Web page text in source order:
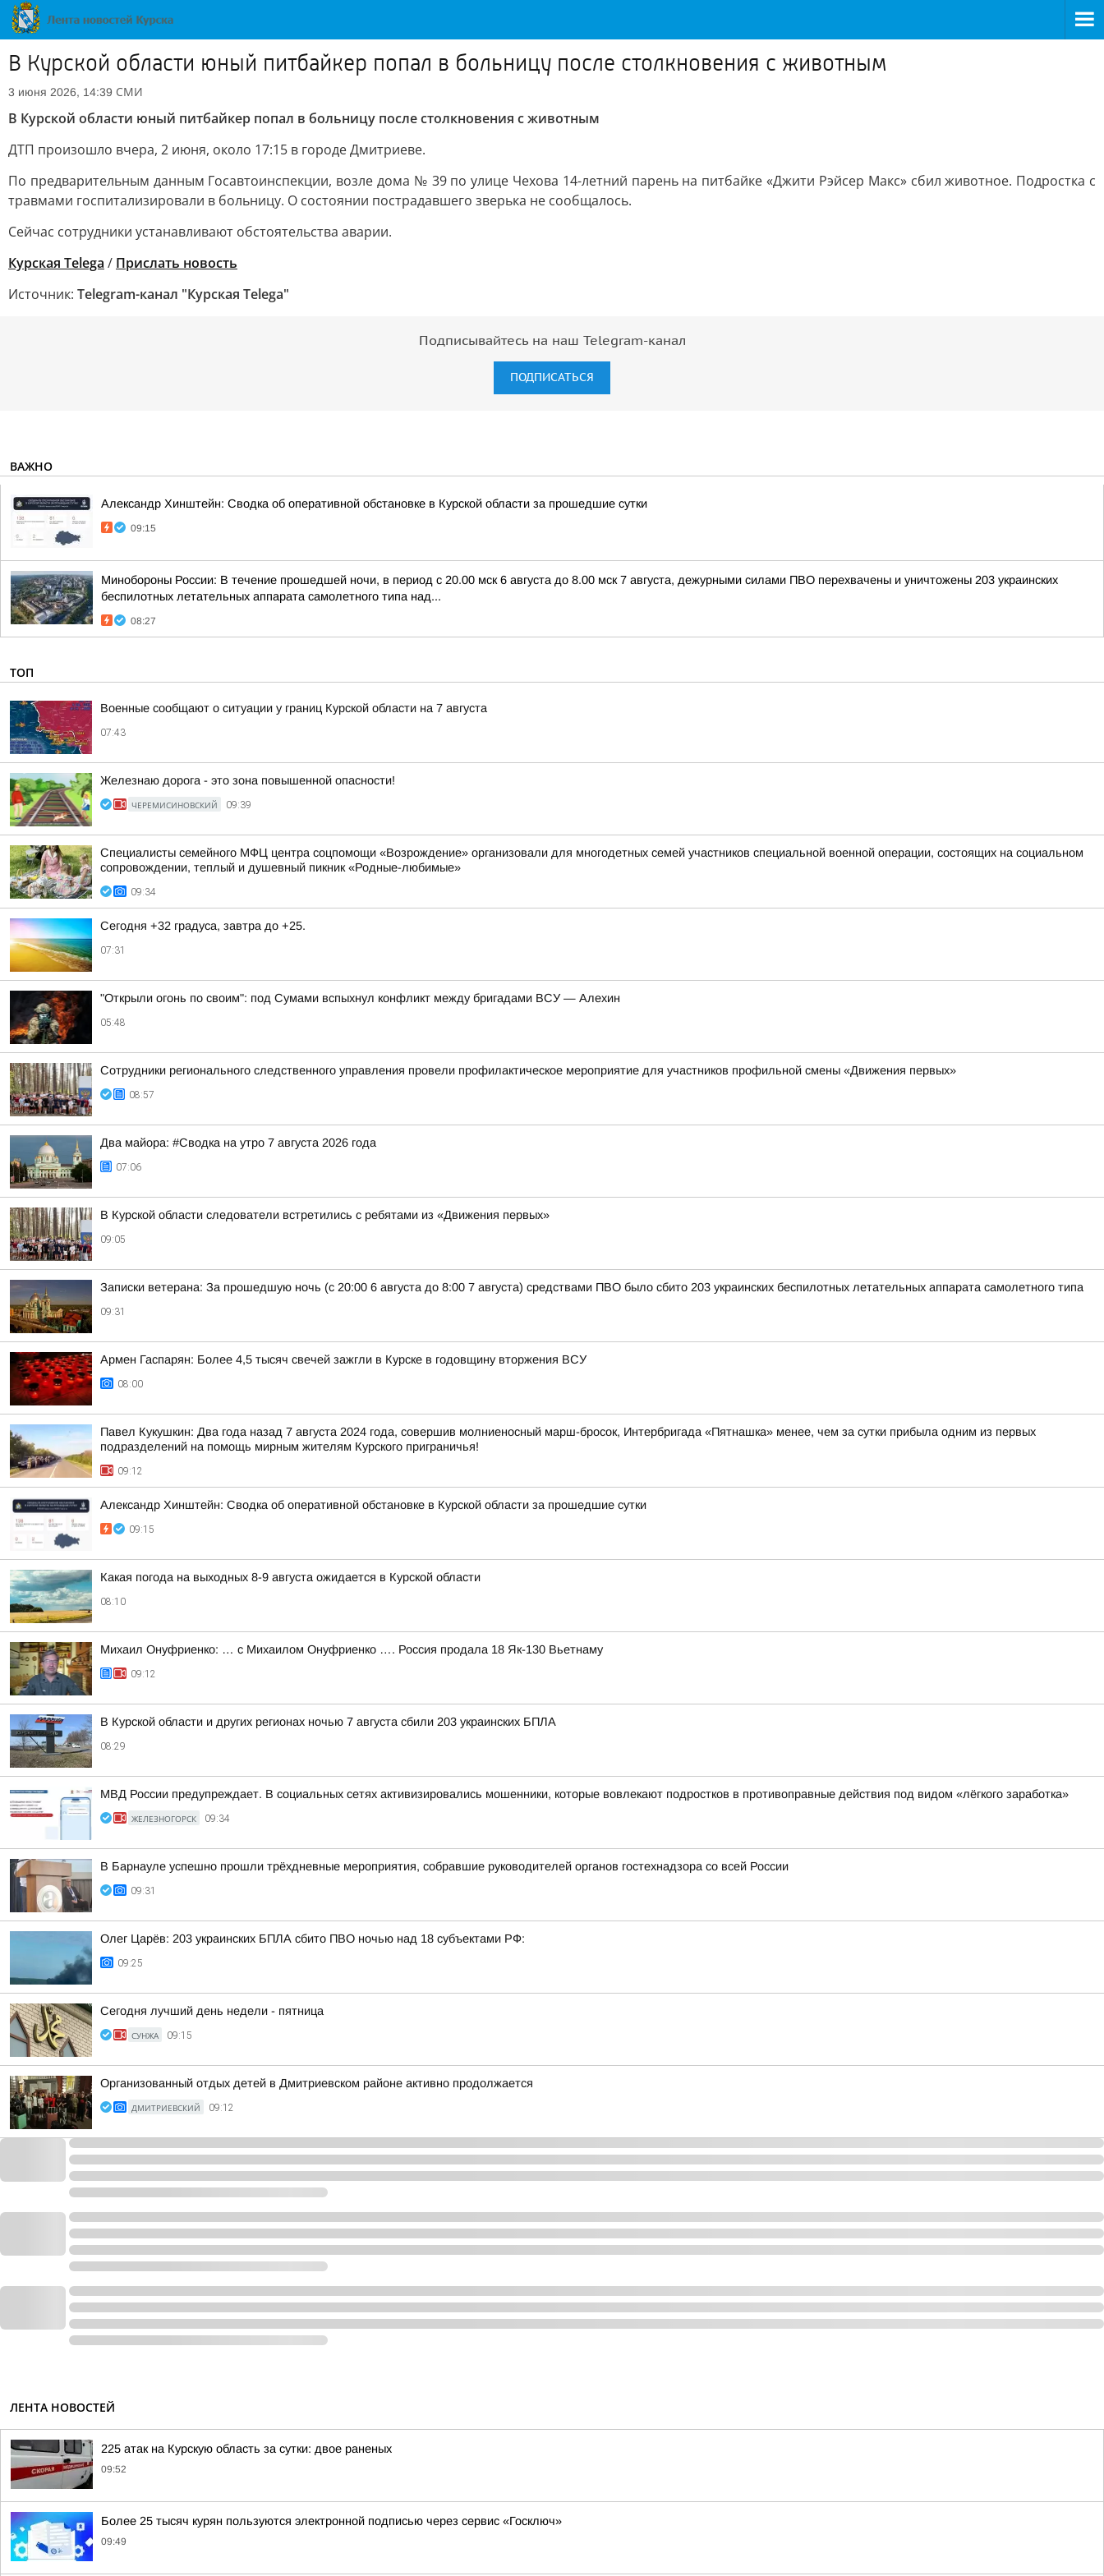
В Курской области юный питбайкер попал в больницу после столкновения с животным
3 июня 2026, 14:39 СМИ
В Курской области юный питбайкер попал в больницу после столкновения с животным
ДТП произошло вчера, 2 июня, около 17:15 в городе Дмитриеве.
По предварительным данным Госавтоинспекции, возле дома № 39 по улице Чехова 14-летний парень на питбайке «Джити Рэйсер Макс» сбил животное. Подростка с
травмами госпитализировали в больницу. О состоянии пострадавшего зверька не сообщалось.
Сейчас сотрудники устанавливают обстоятельства аварии.
Курская Telega / Прислать новость
Источник: Telegram-канал "Курская Telega"
Подписывайтесь на наш Telegram-канал
ПОДПИСАТЬСЯ
ВАЖНО
Александр Хинштейн: Сводка об оперативной обстановке в Курской области за прошедшие сутки
09:15
Минобороны России: В течение прошедшей ночи, в период с 20.00 мск 6 августа до 8.00 мск 7 августа, дежурными силами ПВО перехвачены и уничтожены 203 украинских
беспилотных летательных аппарата самолетного типа над...
08:27
ТОП
Военные сообщают о ситуации у границ Курской области на 7 августа
07:43
Железнаю дорога - это зона повышенной опасности!
ЧЕРЕМИСИНОВСКИЙ 09:39
Специалисты семейного МФЦ центра соцпомощи «Возрождение» организовали для многодетных семей участников специальной военной операции, состоящих на социальном
сопровождении, теплый и душевный пикник «Родные-любимые»
09:34
Сегодня +32 градуса, завтра до +25.
07:31
"Открыли огонь по своим": под Сумами вспыхнул конфликт между бригадами ВСУ — Алехин
05:48
Сотрудники регионального следственного управления провели профилактическое мероприятие для участников профильной смены «Движения первых»
08:57
Два майора: #Сводка на утро 7 августа 2026 года
07:06
В Курской области следователи встретились с ребятами из «Движения первых»
09:05
Записки ветерана: За прошедшую ночь (с 20:00 6 августа до 8:00 7 августа) средствами ПВО было сбито 203 украинских беспилотных летательных аппарата самолетного типа
09:31
Армен Гаспарян: Более 4,5 тысяч свечей зажгли в Курске в годовщину вторжения ВСУ
08:00
Павел Кукушкин: Два года назад 7 августа 2024 года, совершив молниеносный марш-бросок, Интербригада «Пятнашка» менее, чем за сутки прибыла одним из первых
подразделений на помощь мирным жителям Курского приграничья!
09:12
Александр Хинштейн: Сводка об оперативной обстановке в Курской области за прошедшие сутки
09:15
Какая погода на выходных 8-9 августа ожидается в Курской области
08:10
Михаил Онуфриенко: … с Михаилом Онуфриенко …. Россия продала 18 Як-130 Вьетнаму
09:12
В Курской области и других регионах ночью 7 августа сбили 203 украинских БПЛА
08:29
МВД России предупреждает. В социальных сетях активизировались мошенники, которые вовлекают подростков в противоправные действия под видом «лёгкого заработка»
ЖЕЛЕЗНОГОРСК 09:34
В Барнауле успешно прошли трёхдневные мероприятия, собравшие руководителей органов гостехнадзора со всей России
09:31
Олег Царёв: 203 украинских БПЛА сбито ПВО ночью над 18 субъектами РФ:
09:25
Сегодня лучший день недели - пятница
СУНЖА 09:15
Организованный отдых детей в Дмитриевском районе активно продолжается
ДМИТРИЕВСКИЙ 09:12
ЛЕНТА НОВОСТЕЙ
225 атак на Курскую область за сутки: двое раненых
09:52
Более 25 тысяч курян пользуются электронной подписью через сервис «Госключ»
09:49